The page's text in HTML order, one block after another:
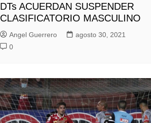
DTs ACUERDAN SUSPENDER
CLASIFICATORIO MASCULINO
Angel Guerrero
agosto 30, 2021
0